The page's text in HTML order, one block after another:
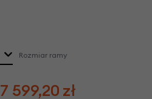
Rozmiar ramy
7 599,20 zł